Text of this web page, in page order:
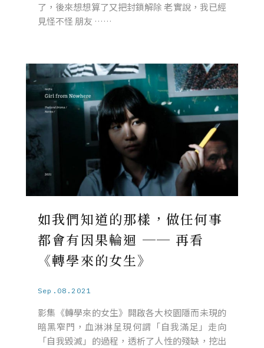
了，後來想想算了又把封鎖解除 老實說，我已經
見怪不怪 朋友 ……
如我們知道的那樣，做任何事
都會有因果輪迴 ── 再看
《轉學來的女生》
Sep.08.2021
影集《轉學來的女生》開啟各大校園隱而未現的
暗黑窄門，血淋淋呈現何謂「自我滿足」走向
「自我毀滅」的過程，透析了人性的殘缺，挖出